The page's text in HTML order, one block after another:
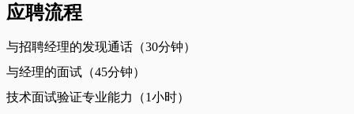
应聘流程
与招聘经理的发现通话（30分钟）
与经理的面试（45分钟）
技术面试验证专业能力（1小时）